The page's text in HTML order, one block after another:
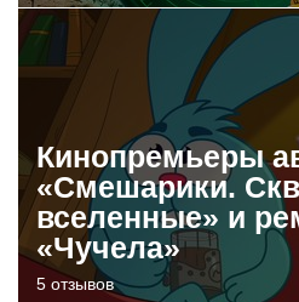
Кинопремьеры
«Смешарики.
вселенные» и
«Чучела»
5 отзывов